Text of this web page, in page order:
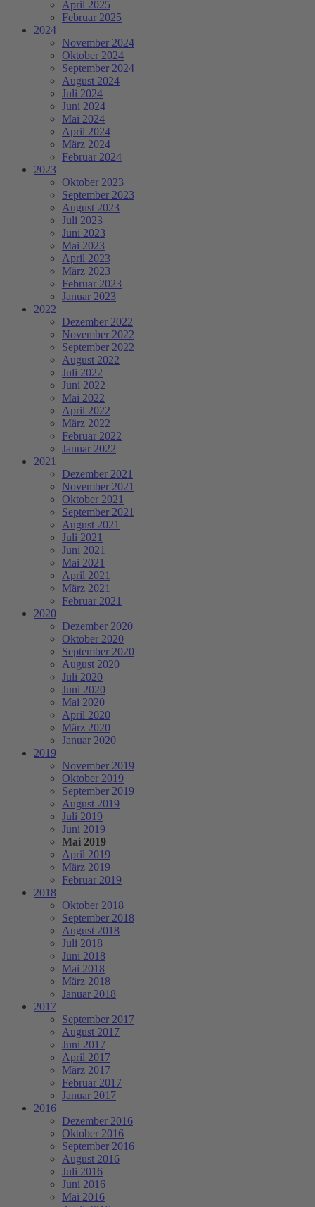
April 2025
Februar 2025
2024
November 2024
Oktober 2024
September 2024
August 2024
Juli 2024
Juni 2024
Mai 2024
April 2024
März 2024
Februar 2024
2023
Oktober 2023
September 2023
August 2023
Juli 2023
Juni 2023
Mai 2023
April 2023
März 2023
Februar 2023
Januar 2023
2022
Dezember 2022
November 2022
September 2022
August 2022
Juli 2022
Juni 2022
Mai 2022
April 2022
März 2022
Februar 2022
Januar 2022
2021
Dezember 2021
November 2021
Oktober 2021
September 2021
August 2021
Juli 2021
Juni 2021
Mai 2021
April 2021
März 2021
Februar 2021
2020
Dezember 2020
Oktober 2020
September 2020
August 2020
Juli 2020
Juni 2020
Mai 2020
April 2020
März 2020
Januar 2020
2019
November 2019
Oktober 2019
September 2019
August 2019
Juli 2019
Juni 2019
Mai 2019
April 2019
März 2019
Februar 2019
2018
Oktober 2018
September 2018
August 2018
Juli 2018
Juni 2018
Mai 2018
März 2018
Januar 2018
2017
September 2017
August 2017
Juni 2017
April 2017
März 2017
Februar 2017
Januar 2017
2016
Dezember 2016
Oktober 2016
September 2016
August 2016
Juli 2016
Juni 2016
Mai 2016